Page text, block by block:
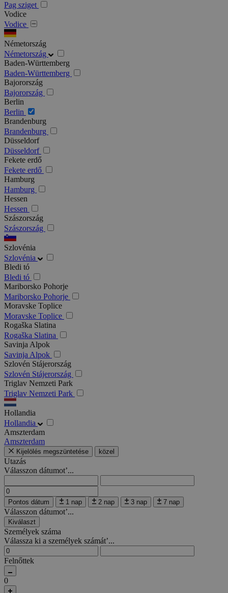
Pag sziget
Vodice
Vodice
Németország
Németország
Baden-Württemberg
Baden-Württemberg
Bajorország
Bajorország
Berlin
Berlin
Brandenburg
Brandenburg
Düsseldorf
Düsseldorf
Fekete erdő
Fekete erdő
Hamburg
Hamburg
Hessen
Hessen
Szászország
Szászország
Szlovénia
Szlovénia
Bledi tó
Bledi tó
Mariborsko Pohorje
Mariborsko Pohorje
Moravske Toplice
Moravske Toplice
Rogaška Slatina
Rogaška Slatina
Savinja Alpok
Savinja Alpok
Szlovén Stájerország
Szlovén Stájerország
Triglav Nemzeti Park
Triglav Nemzeti Park
Hollandia
Hollandia
Amszterdam
Amszterdam
Kijelölés megszüntetése közel
Utazás
Válasszon dátumot’...
Pontos dátum 1 nap 2 nap 3 nap 7 nap
Válasszon dátumot’...
Kiválaszt
Személyek száma
Válassza ki a személyek számát’...
Felnőttek
0